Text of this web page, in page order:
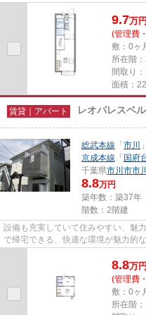
か、お客様のご希望に適した物...
9.7万円
(管理費
敷：0ヶ
所在階
間取り
面積：
賃貸｜アパート レオパレスベ
総武本線 「 市川
京成本線 「 国府
千葉県市川市市
8.8万円
築年数：築37年
階数：2階建
設備も充実していて住みやすい、魅
で帰宅できる、快適な環境が魅力的
8.8万円
(管理費
敷：0ヶ
所在階